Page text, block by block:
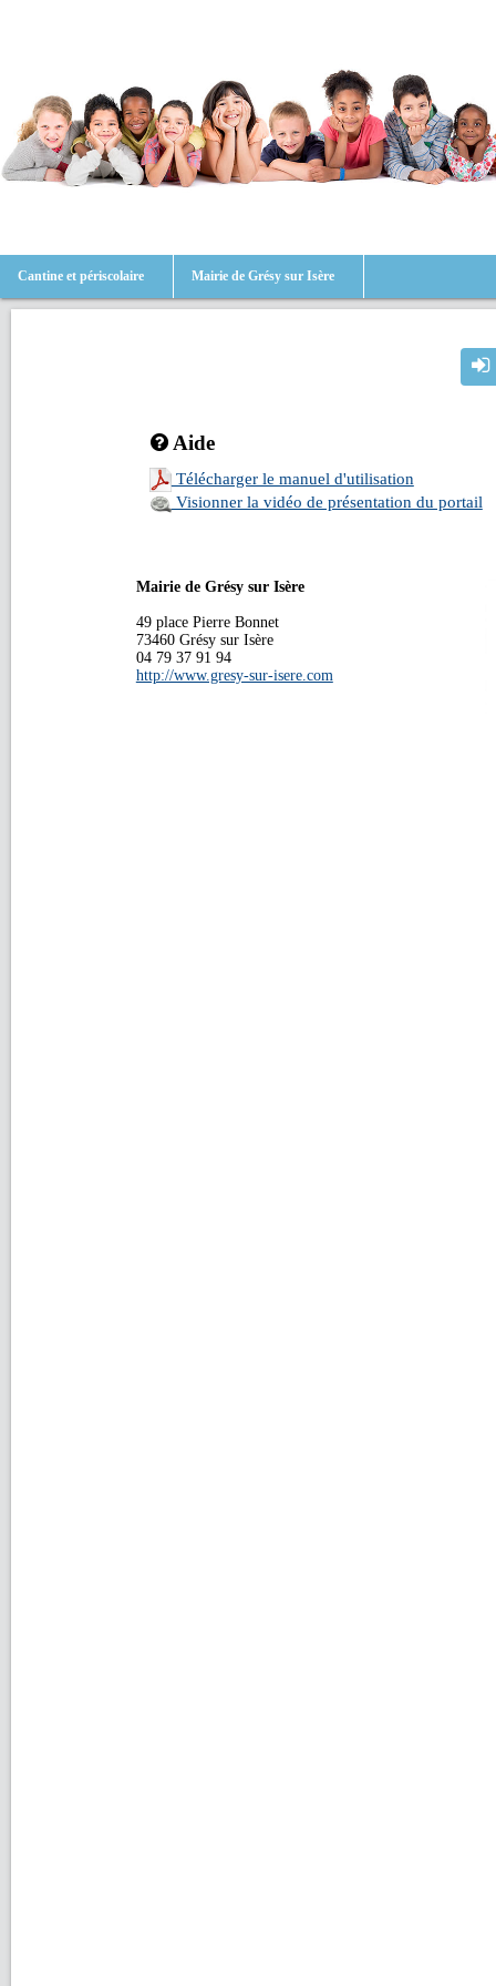
Cantine et périscolaire Mairie de Grésy sur Isère
Aide
Télécharger le manuel d'utilisation
Visionner la vidéo de présentation du portail
Mairie de Grésy sur Isère
49 place Pierre Bonnet
73460 Grésy sur Isère
04 79 37 91 94
http://www.gresy-sur-isere.com